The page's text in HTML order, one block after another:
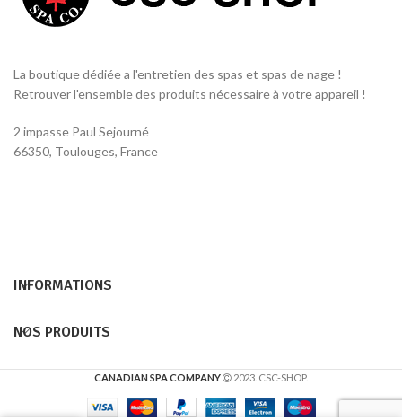
La boutique dédiée a l'entretien des spas et spas de nage !
Retrouver l'ensemble des produits nécessaire à votre appareil !
2 impasse Paul Sejourné
66350, Toulouges, France
INFORMATIONS
NOS PRODUITS
CANADIAN SPA COMPANY 2023. CSC-SHOP.